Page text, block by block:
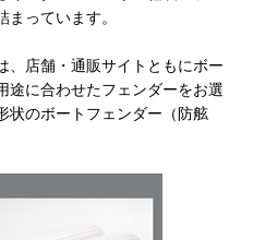
っています。
、店舗・通販サイトともにボー
途に合わせたフェンダーをお選
状のボートフェンダー（防舷